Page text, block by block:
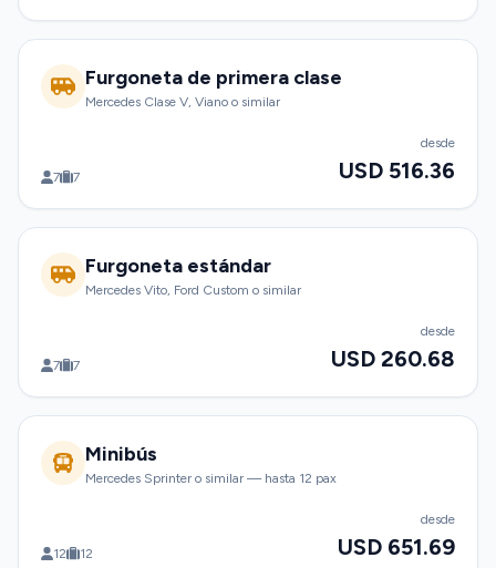
Furgoneta de primera clase
Mercedes Clase V, Viano o similar
7 7
desde
USD 516.36
Furgoneta estándar
Mercedes Vito, Ford Custom o similar
7 7
desde
USD 260.68
Minibús
Mercedes Sprinter o similar — hasta 12 pax
12 12
desde
USD 651.69